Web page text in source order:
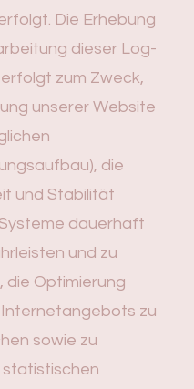
Die Erhebung
dieser Log-
zum Zweck,
unserer Website
die
und Stabilität
dauerhaft
und zu
die Optimierung
zu
sowie zu
statistischen